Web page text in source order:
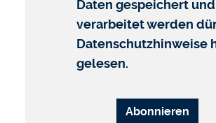
Daten gespeichert und
verarbeitet werden
Datenschutzhinweise
gelesen.
Abonnieren